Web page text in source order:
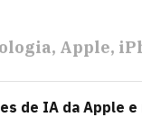
Apple
de IA da Apple